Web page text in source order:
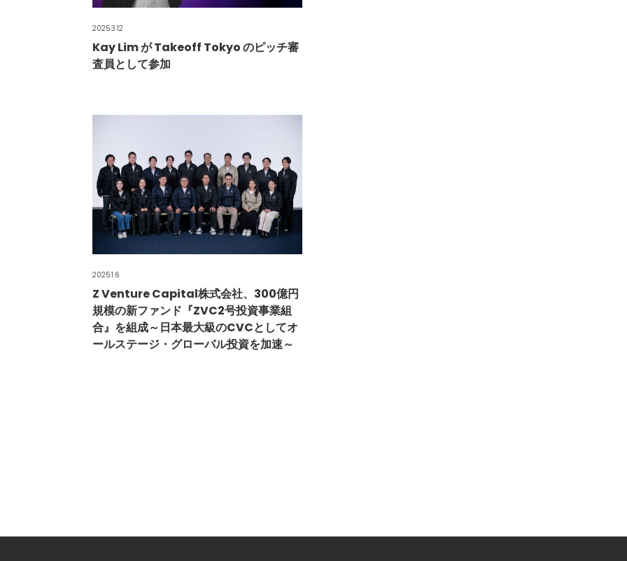
2025.3.12
Kay Lim が Takeoff Tokyo のピッチ審
査員として参加
2025.1.6
Z Venture Capital株式会社、300億円
規模の新ファンド『ZVC2号投資事業組
合』を組成～日本最大級のCVCとしてオ
ールステージ・グローバル投資を加速～